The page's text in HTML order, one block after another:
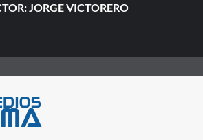
JORGE VICTORERO